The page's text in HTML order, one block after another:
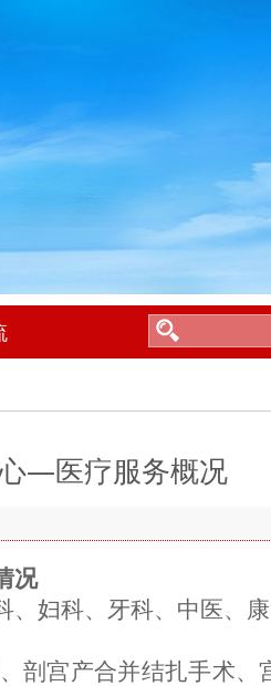
—医疗服务概况
况
妇科、牙科、中医、康
剖宫产合并结扎手术、